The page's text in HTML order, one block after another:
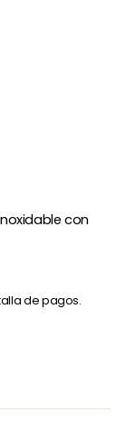
con
de pagos.